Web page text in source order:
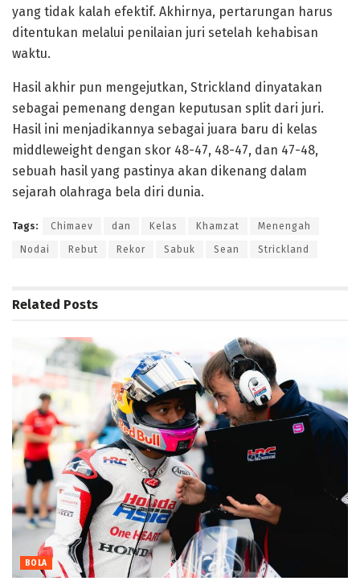
yang tidak kalah efektif. Akhirnya, pertarungan harus
ditentukan melalui penilaian juri setelah kehabisan
waktu.
Hasil akhir pun mengejutkan, Strickland dinyatakan
sebagai pemenang dengan keputusan split dari juri.
Hasil ini menjadikannya sebagai juara baru di kelas
middleweight dengan skor 48-47, 48-47, dan 47-48,
sebuah hasil yang pastinya akan dikenang dalam
sejarah olahraga bela diri dunia.
Tags: Chimaev dan Kelas Khamzat Menengah
Nodai Rebut Rekor Sabuk Sean Strickland
Related Posts
BOLA